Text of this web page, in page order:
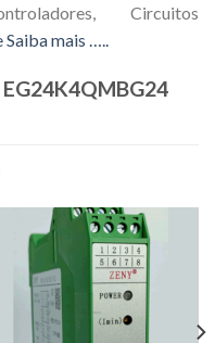
Circuitos
Saiba mais …..